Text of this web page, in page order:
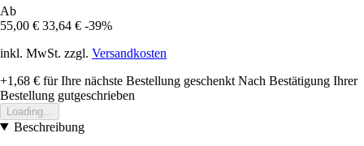
Ab
55,00 € 33,64 € -39%
inkl. MwSt. zzgl. Versandkosten
+1,68 € für Ihre nächste Bestellung geschenkt Nach Bestätigung Ihrer
Bestellung gutgeschrieben
Loading...
Beschreibung